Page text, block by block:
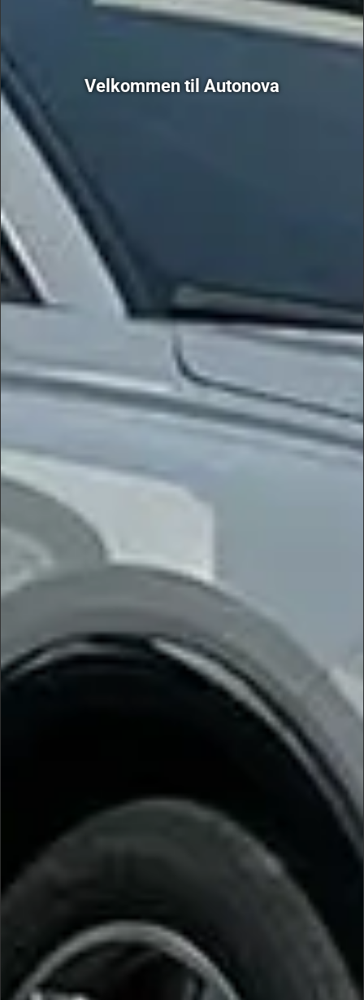
Velkommen til Autonova